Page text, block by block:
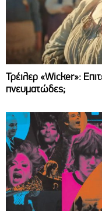
Τρέιλερ «Wicker»:
πνευματώδες;